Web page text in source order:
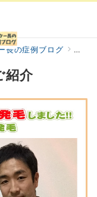
長の症例ブログ 当店
紹介